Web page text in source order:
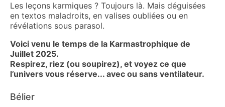
Les leçons karmiques ? Toujours là. Mais déguisées
en textos maladroits, en valises oubliées ou en
révélations sous parasol.
Voici venu le temps de la Karmastrophique de
Juillet 2025.
Respirez, riez (ou soupirez), et voyez ce que
l’univers vous réserve... avec ou sans ventilateur.
Bélier